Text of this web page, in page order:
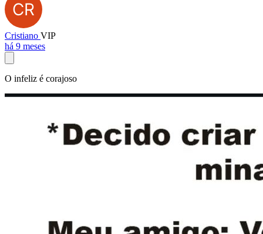
Cristiano VIP
há 9 meses
O infeliz é corajoso